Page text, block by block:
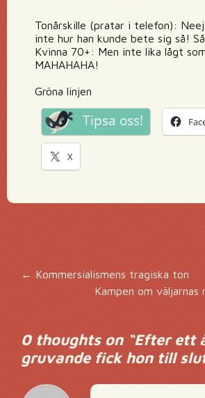
Tonårskille (pratar i telefon):
inte hur han kunde bete sig så!
Kvinna 70+: Men inte lika lågt
MAHAHAHA!
Gröna linjen
Tipsa oss!
X
←Kommersialismens tragiska ton
Kampen om
0 thoughts on “Efter ett
gruvande fick hon till